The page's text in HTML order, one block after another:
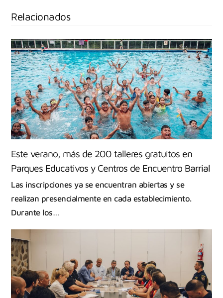
Relacionados
Este verano, más de 200 talleres gratuitos en
Parques Educativos y Centros de Encuentro Barrial
Las inscripciones ya se encuentran abiertas y se
realizan presencialmente en cada establecimiento.
Durante los…